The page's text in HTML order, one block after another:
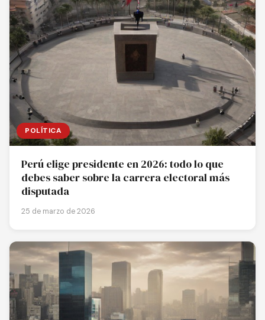
POLÍTICA
Perú elige presidente en 2026: todo lo que
debes saber sobre la carrera electoral más
disputada
25 de marzo de 2026